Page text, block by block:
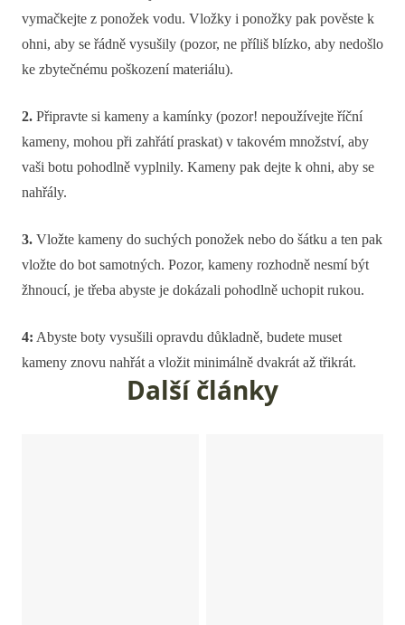
vymačkejte z ponožek vodu. Vložky i ponožky pak pověste k
ohni, aby se řádně vysušily (pozor, ne příliš blízko, aby nedošlo
ke zbytečnému poškození materiálu).
2. Připravte si kameny a kamínky (pozor! nepoužívejte říční
kameny, mohou při zahřátí praskat) v takovém množství, aby
vaši botu pohodlně vyplnily. Kameny pak dejte k ohni, aby se
nahřály.
3. Vložte kameny do suchých ponožek nebo do šátku a ten pak
vložte do bot samotných. Pozor, kameny rozhodně nesmí být
žhnoucí, je třeba abyste je dokázali pohodlně uchopit rukou.
4: Abyste boty vysušili opravdu důkladně, budete muset
kameny znovu nahřát a vložit minimálně dvakrát až třikrát.
Další články